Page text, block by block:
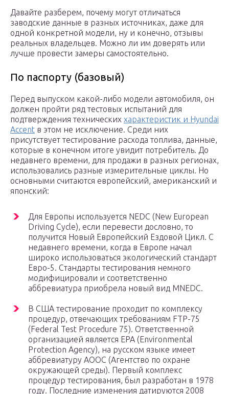
Давайте разберем, почему могут отличаться
заводские данные в разных источниках, даже для
одной конкретной модели, ну и конечно, отзывы
реальных владельцев. Можно ли им доверять или
лучше провести замеры самостоятельно.
По паспорту (базовый)
Перед выпуском какой-либо модели автомобиля, он
должен пройти ряд тестовых испытаний для
подтверждения технических характеристик и Hyundai
Accent в этом не исключение. Среди них
присутствует тестирование расхода топлива, данные,
которые в конечном итоге увидит потребитель. До
недавнего времени, для продажи в разных регионах,
использовались разные измерительные циклы. Но
основными считаются европейский, американский и
японский:
Для Европы используется NEDC (New European
Driving Cycle), если перевести дословно, то
получится Новый Европейский Ездовой Цикл. С
недавнего времени, когда в Европе начал
широко использоваться экологический стандарт
Евро-5. Стандарты тестирования немного
модифицировали и соответственно
аббревиатура приобрела новый вид MNEDC.
В США тестирование проходит по комплексу
процедур, отвечающих требованиям FTP-75
(Federal Test Procedure 75). Ответственной
организацией является ЕРА (Environmental
Protection Agency), на русском языке имеет
аббревиатуру АООС (Агентство по охране
окружающей среды). Первый комплекс
процедур тестирования, был разработан в 1978
году. Последние изменения датируются 2008